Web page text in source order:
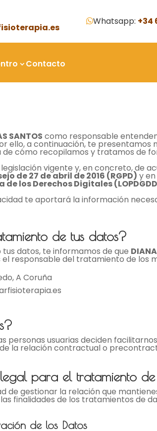
Whatsapp: +34
Contacto
SANTOS como responsable
ello, a continuación, te presentamos
cómo recopilamos y tratamos de
vigente y, en concreto, de
de 27 de abril de 2016 (RGPD) y
los Derechos Digitales
te aportará la información
de tus datos?
tus datos, te informamos de que
el responsable del tratamiento de los
A Coruña
personas usuarias deciden
la relación contractual o
para el tratamiento
de gestionar la relación que
finalidades de los tratamientos de
de los Datos